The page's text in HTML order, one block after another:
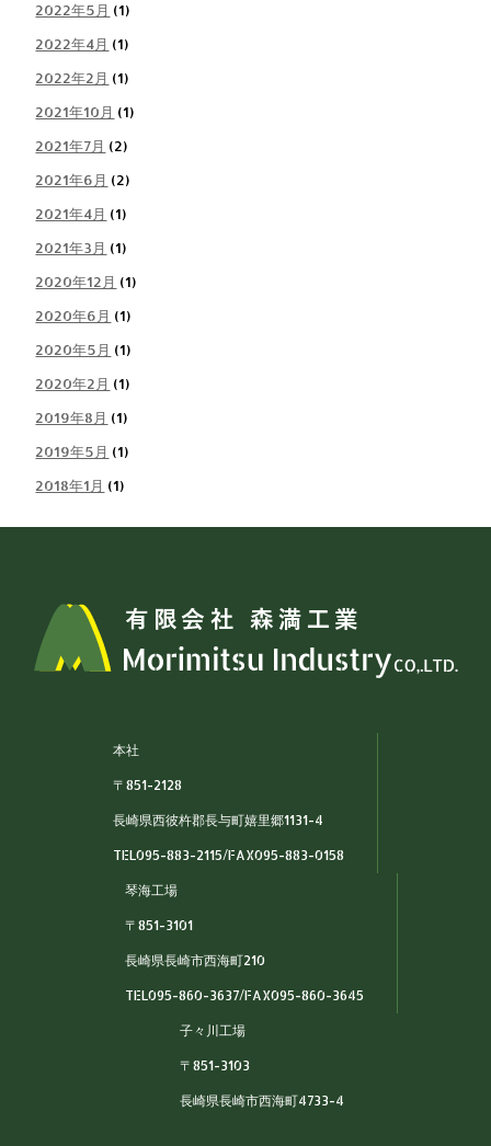
2022年5月 (1)
2022年4月 (1)
2022年2月 (1)
2021年10月 (1)
2021年7月 (2)
2021年6月 (2)
2021年4月 (1)
2021年3月 (1)
2020年12月 (1)
2020年6月 (1)
2020年5月 (1)
2020年2月 (1)
2019年8月 (1)
2019年5月 (1)
2018年1月 (1)
本社
〒851-2128
長崎県西彼杵郡長与町嬉里郷1131-4
TEL095-883-2115/FAX095-883-0158
琴海工場
〒851-3101
長崎県長崎市西海町210
TEL095-860-3637/FAX095-860-3645
子々川工場
〒851-3103
長崎県長崎市西海町4733-4